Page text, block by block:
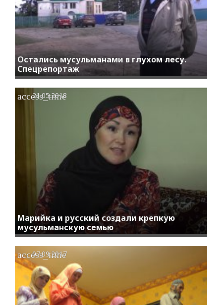
Остались мусульманами в глухом лесу.
Спецрепортаж
Марийка и русский создали крепкую
мусульманскую семью
access_time
21.05.2018
access_time
07.09.2017